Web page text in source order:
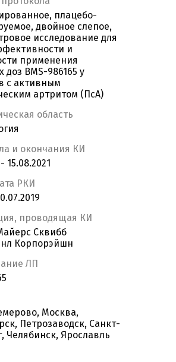
плацебо-
двойное слепое,
исследование для
и
применения
доз BMS-986165 у
с активным
артритом (ПсА)
область
и окончания КИ
15.08.2021
РКИ
проводящая КИ
Сквибб
Корпорэйшн
ЛП
Москва,
Петрозаводск, Санкт-
Челябинск, Ярославль